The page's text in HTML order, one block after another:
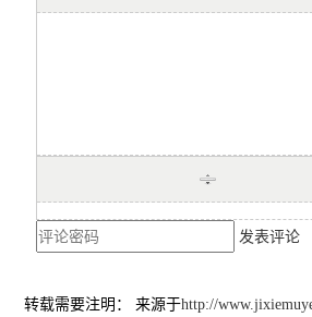
发表评论
转载需要注明： 来源于http://